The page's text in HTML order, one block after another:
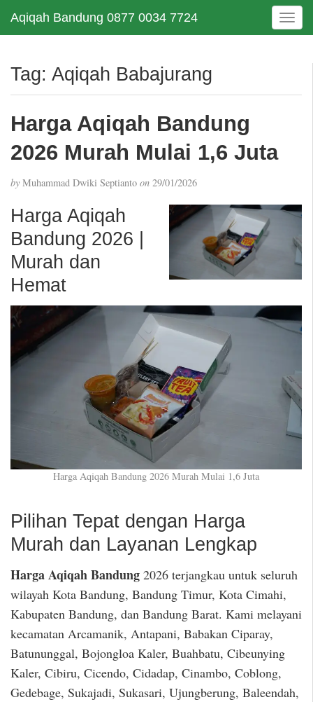
Aqiqah Bandung 0877 0034 7724
T
o
e
t
Tag: Aqiqah Babajurang
Harga Aqiqah Bandung
2026 Murah Mulai 1,6 Juta
by Muhammad Dwiki Septianto on 29/01/2026
Harga Aqiqah
Bandung 2026 |
Murah dan
Hemat
Harga Aqiqah Bandung 2026 Murah Mulai 1,6 Juta
Pilihan Tepat dengan Harga
Murah dan Layanan Lengkap
Harga Aqiqah Bandung 2026 terjangkau untuk seluruh
wilayah Kota Bandung, Bandung Timur, Kota Cimahi,
Kabupaten Bandung, dan Bandung Barat. Kami melayani
kecamatan Arcamanik, Antapani, Babakan Ciparay,
Batununggal, Bojongloa Kaler, Buahbatu, Cibeunying
Kaler, Cibiru, Cicendo, Cidadap, Cinambo, Coblong,
Gedebage, Sukajadi, Sukasari, Ujungberung, Baleendah,